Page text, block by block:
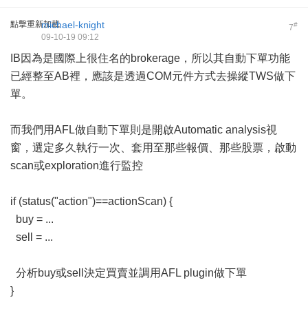
點擊重新加載 7#
michael-knight
09-10-19 09:12
IB因為是國際上很住名的brokerage，所以其自動下單功能
已經整至AB裡，應該是透過COM元件方式去操縱TWS做下
單。
而我們用AFL做自動下單則是開啟Automatic analysis視
窗，選定多久執行一次、套用至那些報價、那些股票，啟動
scan或exploration進行監控
if (status("action")==actionScan) {
buy = ...
sell = ...
分析buy或sell決定買賣並調用AFL plugin做下單
}